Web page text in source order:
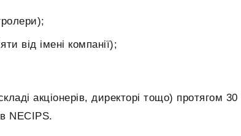
від імені компанії);
акціонерів, директорі тощо) протягом 30
NECIPS.